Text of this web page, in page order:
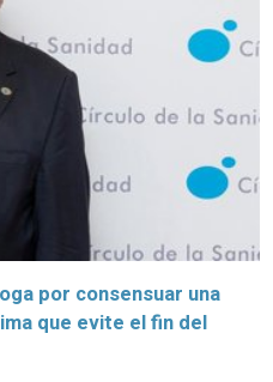
por consensuar una
que evite el fin del